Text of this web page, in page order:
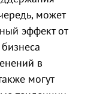
может
эффект от
в
могут